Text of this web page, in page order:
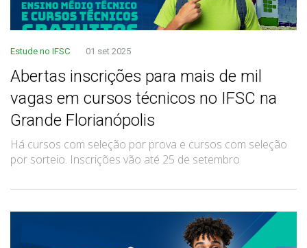
Estude no IFSC 01 set 2025
Abertas inscrições para mais de mil
vagas em cursos técnicos no IFSC na
Grande Florianópolis
Há cursos com seleção por prova e cursos com seleção
por sorteio. Inscrições vão até 25 de setembro